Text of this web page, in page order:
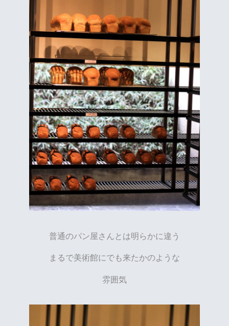
普通のパン屋さんとは明らかに違う
まるで美術館にでも来たかのような
雰囲気